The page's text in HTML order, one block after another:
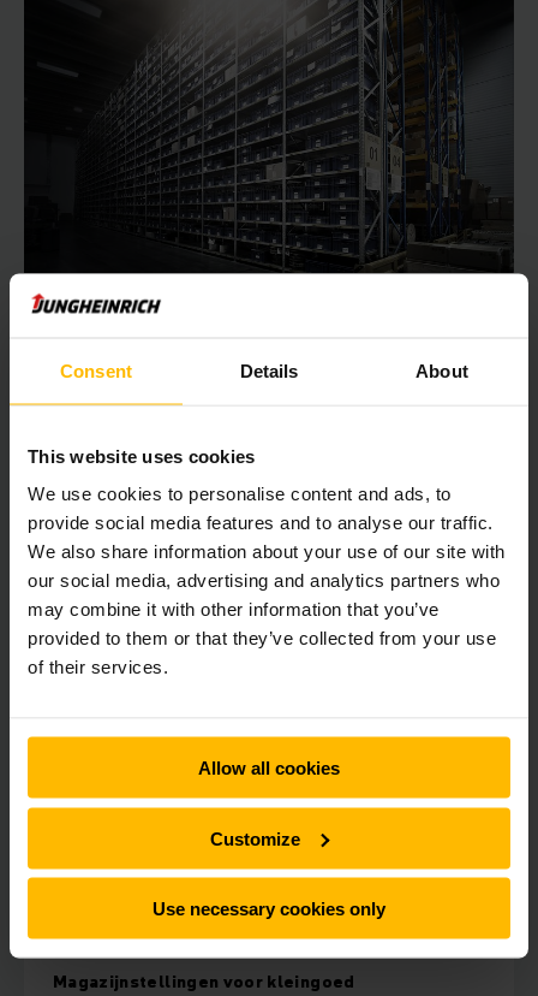
Consent Details About
This website uses cookies
We use cookies to personalise content and ads, to
provide social media features and to analyse our traffic.
We also share information about your use of our site with
our social media, advertising and analytics partners who
may combine it with other information that you’ve
provided to them or that they’ve collected from your use
of their services.
Allow all cookies
Customize
Use necessary cookies only
Magazijnstellingen voor kleingoed
Legbordstellingen garanderen een opslag van
goederen in grote artikelassortimenten bij kleine tot
LEES HIER MEER
Magazijnstellingen voor kleingoed